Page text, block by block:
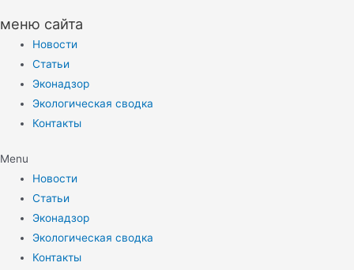
меню сайта
Новости
Статьи
Эконадзор
Экологическая сводка
Контакты
Menu
Новости
Статьи
Эконадзор
Экологическая сводка
Контакты